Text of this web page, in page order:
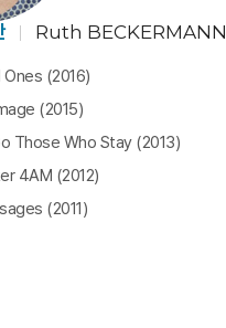
Ruth BECKERMANN
(2016)
(2015)
Those Who Stay (2013)
4AM (2012)
(2011)